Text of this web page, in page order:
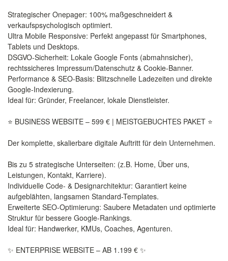
Strategischer Onepager: 100% maßgeschneidert &
verkaufspsychologisch optimiert.
Ultra Mobile Responsive: Perfekt angepasst für Smartphones,
Tablets und Desktops.
DSGVO-Sicherheit: Lokale Google Fonts (abmahnsicher),
rechtssicheres Impressum/Datenschutz & Cookie-Banner.
Performance & SEO-Basis: Blitzschnelle Ladezeiten und direkte
Google-Indexierung.
Ideal für: Gründer, Freelancer, lokale Dienstleister.
⭐ BUSINESS WEBSITE – 599 € | MEISTGEBUCHTES PAKET ⭐️
Der komplette, skalierbare digitale Auftritt für dein Unternehmen.
Bis zu 5 strategische Unterseiten: (z.B. Home, Über uns,
Leistungen, Kontakt, Karriere).
Individuelle Code- & Designarchitektur: Garantiert keine
aufgeblähten, langsamen Standard-Templates.
Erweiterte SEO-Optimierung: Saubere Metadaten und optimierte
Struktur für bessere Google-Rankings.
Ideal für: Handwerker, KMUs, Coaches, Agenturen.
✨ ENTERPRISE WEBSITE – AB 1.199 € ✨